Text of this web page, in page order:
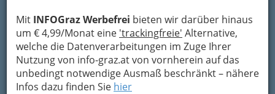
Mit INFOGraz Werbefrei bieten wir darüber hinaus
um € 4,99/Monat eine 'trackingfreie' Alternative,
welche die Datenverarbeitungen im Zuge Ihrer
Nutzung von info-graz.at von vornherein auf das
unbedingt notwendige Ausmaß beschränkt – nähere
Infos dazu finden Sie hier